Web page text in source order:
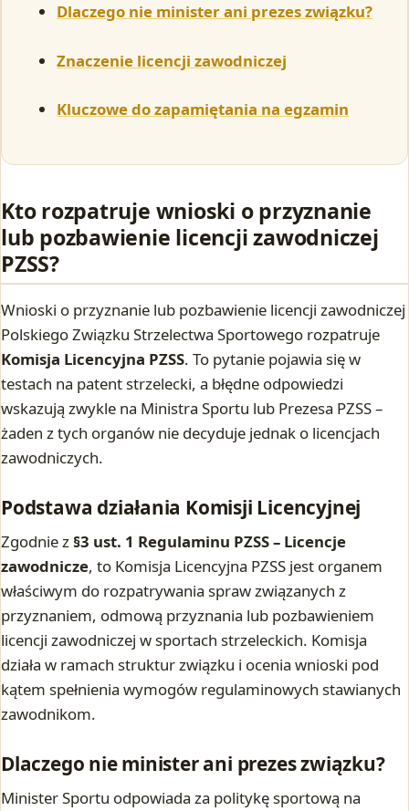
Dlaczego nie minister ani prezes związku?
Znaczenie licencji zawodniczej
Kluczowe do zapamiętania na egzamin
Kto rozpatruje wnioski o przyznanie
lub pozbawienie licencji zawodniczej
PZSS?
Wnioski o przyznanie lub pozbawienie licencji zawodniczej
Polskiego Związku Strzelectwa Sportowego rozpatruje
Komisja Licencyjna PZSS. To pytanie pojawia się w
testach na patent strzelecki, a błędne odpowiedzi
wskazują zwykle na Ministra Sportu lub Prezesa PZSS –
żaden z tych organów nie decyduje jednak o licencjach
zawodniczych.
Podstawa działania Komisji Licencyjnej
Zgodnie z§3 ust. 1 Regulaminu PZSS – Licencje
zawodnicze, to Komisja Licencyjna PZSS jest organem
właściwym do rozpatrywania spraw związanych z
przyznaniem, odmową przyznania lub pozbawieniem
licencji zawodniczej w sportach strzeleckich. Komisja
działa w ramach struktur związku i ocenia wnioski pod
kątem spełnienia wymogów regulaminowych stawianych
zawodnikom.
Dlaczego nie minister ani prezes związku?
Minister Sportu odpowiada za politykę sportową na